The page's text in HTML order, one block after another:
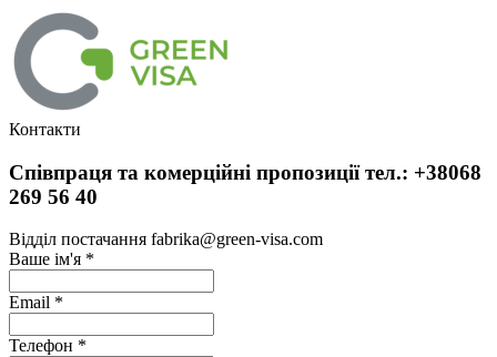
Контакти
Співпраця та комерційні пропозиції тел.: +38068
269 56 40
Відділ постачання fabrika@green-visa.com
Ваше ім'я *
Email *
Телефон *